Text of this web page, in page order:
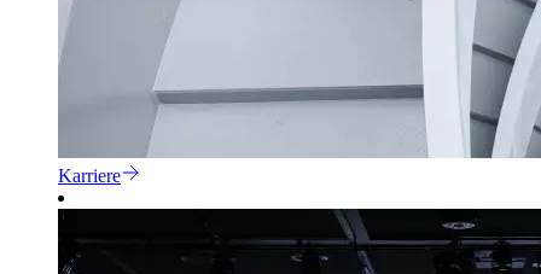
Karriere